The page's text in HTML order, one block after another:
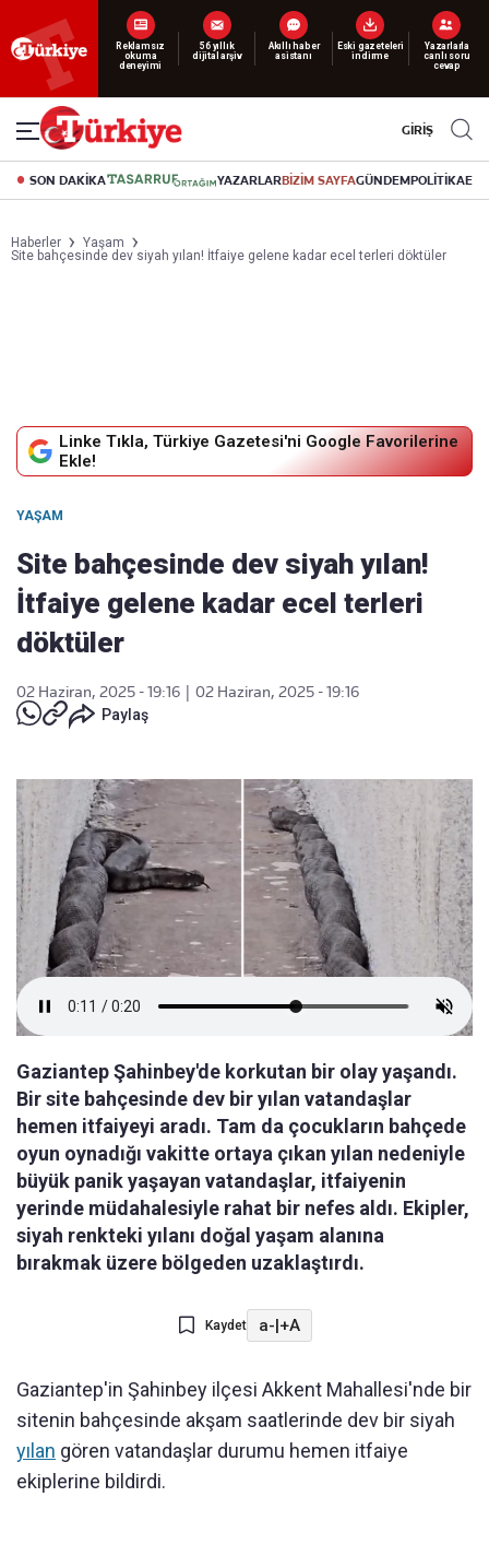
Reklamsız
okuma
deneyimi
56 yıllık
dijital arşiv
Akıllı haber
asistanı
Eski gazeteleri
indirme
Yazarlarla
canlı soru
cevap
GİRİŞ
SON DAKİKA YAZARLARBİZİM SAYFAGÜNDEMPOLİTİKA
Haberler
Yaşam
Site bahçesinde dev siyah yılan! İtfaiye gelene kadar ecel terleri döktüler
Linke Tıkla, Türkiye Gazetesi'ni Google Favorilerine
Ekle!
YAŞAM
Site bahçesinde dev siyah yılan!
İtfaiye gelene kadar ecel terleri
döktüler
02 Haziran, 2025 - 19:16
02 Haziran, 2025 - 19:16
Paylaş
Gaziantep Şahinbey'de korkutan bir olay yaşandı.
Bir site bahçesinde dev bir yılan vatandaşlar
hemen itfaiyeyi aradı. Tam da çocukların bahçede
oyun oynadığı vakitte ortaya çıkan yılan nedeniyle
büyük panik yaşayan vatandaşlar, itfaiyenin
yerinde müdahalesiyle rahat bir nefes aldı. Ekipler,
siyah renkteki yılanı doğal yaşam alanına
bırakmak üzere bölgeden uzaklaştırdı.
Kaydet a-|+A
Gaziantep'in Şahinbey ilçesi Akkent Mahallesi'nde bir
sitenin bahçesinde akşam saatlerinde dev bir siyah
yılan gören vatandaşlar durumu hemen itfaiye
ekiplerine bildirdi.